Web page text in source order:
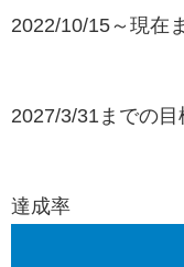
2022/10/15～現在
2027/3/31までの
達成率